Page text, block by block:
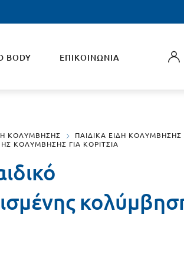
Μακαρόνι – Noodles Κολύμβησης
Σάκοι Κολύμβησης
BODY ΕΠΙΚΟΙΝΩΝΙΑ
ΚΟΛΥΜΒΗΣΗΣ
ΠΑΙΔΙΚΑ ΕΙΔΗ ΚΟΛΥΜΒΗΣΗΣ
ΚΟΛΥΜΒΗΣΗΣ ΓΙΑ ΚΟΡΙΤΣΙΑ